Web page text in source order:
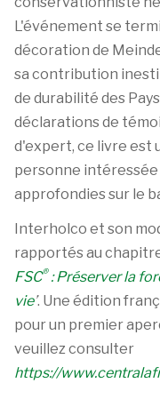
L'événement se
décoration de
sa contribution
de durabilité des
déclarations de
d'expert, ce livre est
personne intéressée
approfondies sur le
Interholco et son
rapportés au
FSC®: Préserver la
vie’. Une édition
pour un premier
veuillez consulter
https://